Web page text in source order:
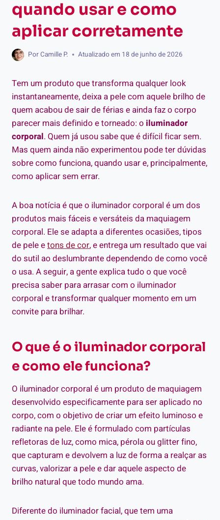
quando usar e como
aplicar corretamente
PorCamille P. Atualizado em 18 de junho de 2026
Tem um produto que transforma qualquer look
instantaneamente, deixa a pele com aquele brilho de
quem acabou de sair de férias e ainda faz o corpo
parecer mais definido e torneado: o iluminador
corporal. Quem já usou sabe que é difícil ficar sem.
Mas quem ainda não experimentou pode ter dúvidas
sobre como funciona, quando usar e, principalmente,
como aplicar sem errar.
A boa notícia é que o iluminador corporal é um dos
produtos mais fáceis e versáteis da maquiagem
corporal. Ele se adapta a diferentes ocasiões, tipos
de pele etons de cor, e entrega um resultado que vai
do sutil ao deslumbrante dependendo de como você
o usa. A seguir, a gente explica tudo o que você
precisa saber para arrasar com o iluminador
corporal e transformar qualquer momento em um
convite para brilhar.
O que é o iluminador corporal
e como ele funciona?
O iluminador corporal é um produto de maquiagem
desenvolvido especificamente para ser aplicado no
corpo, com o objetivo de criar um efeito luminoso e
radiante na pele. Ele é formulado com partículas
refletoras de luz, como mica, pérola ou glitter fino,
que capturam e devolvem a luz de forma a realçar as
curvas, valorizar a pele e dar aquele aspecto de
brilho natural que todo mundo ama.
Diferente do iluminador facial, que tem uma